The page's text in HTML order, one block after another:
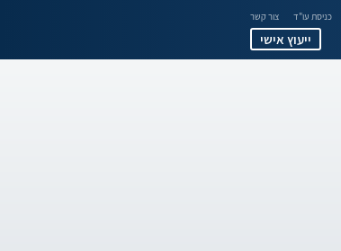
כניסת עו"ד צור קשר
ייעוץ אישי